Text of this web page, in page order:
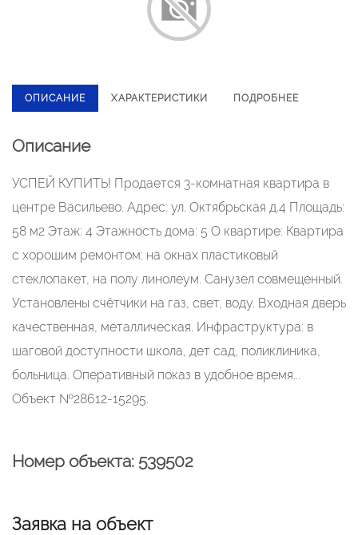
ОПИСАНИЕ ХАРАКТЕРИСТИКИ ПОДРОБНЕЕ
Описание
УСПЕЙ КУПИТЬ! Продается 3-комнатная квартира в
центре Васильево. Адрес: ул. Октябрьская д.4 Площадь:
58 м2 Этаж: 4 Этажность дома: 5 О квартире: Квартира
с хорошим ремонтом: на окнах пластиковый
стеклопакет, на полу линолеум. Санузел совмещенный.
Установлены счётчики на газ, свет, воду. Входная дверь
качественная, металлическая. Инфраструктура: в
шаговой доступности школа, дет сад, поликлиника,
больница. Оперативный показ в удобное время...
Объект №28612-15295.
Номер объекта: 539502
Заявка на объект